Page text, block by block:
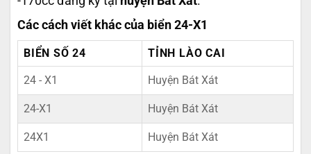
Các cách viết khác của biển 24-X1
BIỂN SỐ 24 TỈNH LÀO CAI
24 - X1 Huyện Bát Xát
24-X1 Huyện Bát Xát
24X1 Huyện Bát Xát